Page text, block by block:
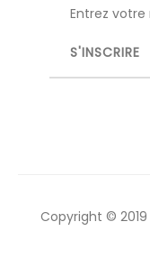
Copyright © 2019